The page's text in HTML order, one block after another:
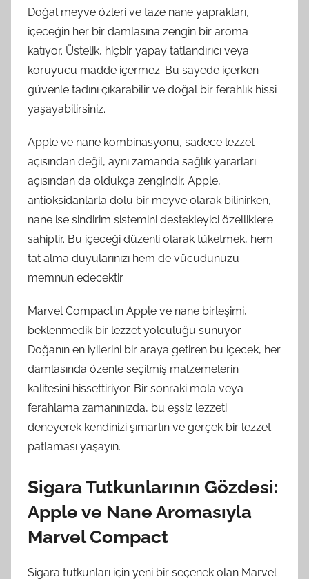
Doğal meyve özleri ve taze nane yaprakları,
içeceğin her bir damlasına zengin bir aroma
katıyor. Üstelik, hiçbir yapay tatlandırıcı veya
koruyucu madde içermez. Bu sayede içerken
güvenle tadını çıkarabilir ve doğal bir ferahlık hissi
yaşayabilirsiniz.
Apple ve nane kombinasyonu, sadece lezzet
açısından değil, aynı zamanda sağlık yararları
açısından da oldukça zengindir. Apple,
antioksidanlarla dolu bir meyve olarak bilinirken,
nane ise sindirim sistemini destekleyici özelliklere
sahiptir. Bu içeceği düzenli olarak tüketmek, hem
tat alma duyularınızı hem de vücudunuzu
memnun edecektir.
Marvel Compact'ın Apple ve nane birleşimi,
beklenmedik bir lezzet yolculuğu sunuyor.
Doğanın en iyilerini bir araya getiren bu içecek, her
damlasında özenle seçilmiş malzemelerin
kalitesini hissettiriyor. Bir sonraki mola veya
ferahlama zamanınızda, bu eşsiz lezzeti
deneyerek kendinizi şımartın ve gerçek bir lezzet
patlaması yaşayın.
Sigara Tutkunlarının Gözdesi:
Apple ve Nane Aromasıyla
Marvel Compact
Sigara tutkunları için yeni bir seçenek olan Marvel